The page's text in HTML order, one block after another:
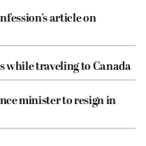
article on
while traveling to Canada
minister to resign in